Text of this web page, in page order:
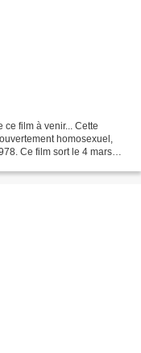
ce film à venir... Cette
homosexuel,
Ce film sort le 4 mars